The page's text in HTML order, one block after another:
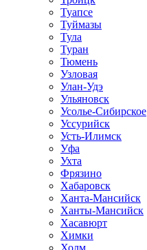
Туапсе
Туймазы
Тула
Туран
Тюмень
Узловая
Улан-Удэ
Ульяновск
Усолье-Сибирское
Уссурийск
Усть-Илимск
Уфа
Ухта
Фрязино
Хабаровск
Ханта-Мансийск
Ханты-Мансийск
Хасавюрт
Химки
Холм